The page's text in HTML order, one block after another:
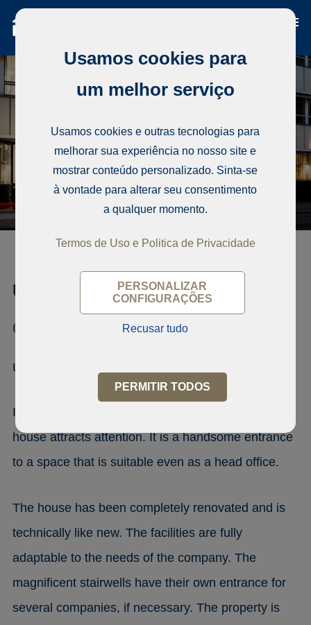
Unioninkatu 20-22
00130 Helsinki, Kaartinkaupunki
Unioninkatu 20-22
In this office and retail property, the high hall of the
house attracts attention. It is a handsome entrance
to a space that is suitable even as a head office.
The house has been completely renovated and is
technically like new. The facilities are fully
adaptable to the needs of the company. The
magnificent stairwells have their own entrance for
several companies, if necessary. The property is
Usamos cookies para
um melhor serviço
Usamos cookies e outras tecnologias para
melhorar sua experiência no nosso site e
mostrar conteúdo personalizado. Sinta-se
à vontade para alterar seu consentimento
a qualquer momento.
Termos de Uso e Politica de Privacidade
PERSONALIZAR
CONFIGURAÇÕES
Recusar tudo
PERMITIR TODOS